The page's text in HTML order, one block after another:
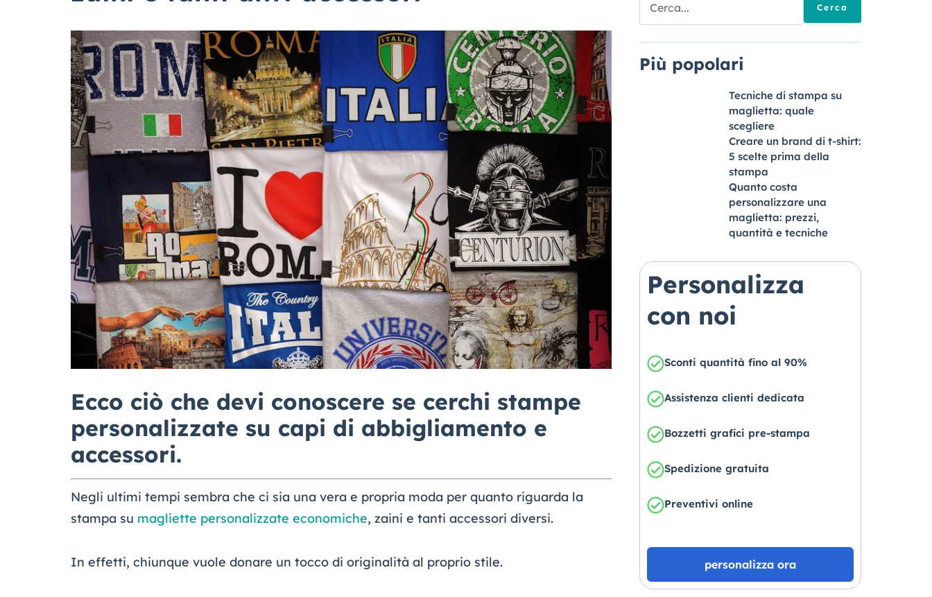
Ecco ciò che devi conoscere se cerchi stampe
personalizzate su capi di abbigliamento e
accessori.
Negli ultimi tempi sembra che ci sia una vera e propria moda per quanto riguarda la
stampa su magliette personalizzate economiche, zaini e tanti accessori diversi.
In effetti, chiunque vuole donare un tocco di originalità al proprio stile.
per:
Più popolari
Tecniche di stampa su
maglietta: quale
scegliere
Creare un brand di t-shirt:
5 scelte prima della
stampa
Quanto costa
personalizzare una
maglietta: prezzi,
quantità e tecniche
Personalizza
con noi
Sconti quantità fino al 90%
Assistenza clienti dedicata
Bozzetti grafici pre-stampa
Spedizione gratuita
Preventivi online
personalizza ora